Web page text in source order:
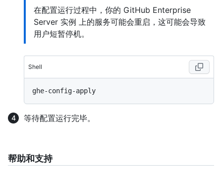
在配置运行过程中，你的 GitHub Enterprise
Server 实例 上的服务可能会重启，这可能会导致
用户短暂停机。
Shell
等待配置运行完毕。
帮助和支持